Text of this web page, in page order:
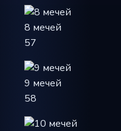
8 мечей
57
9 мечей
58